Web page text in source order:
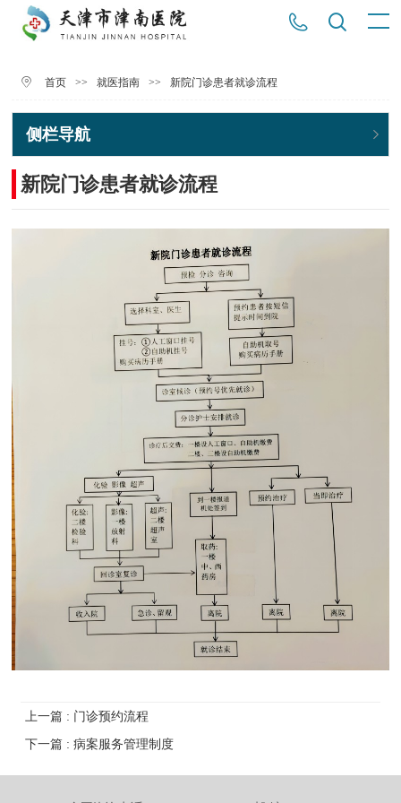
首页 >> 就医指南 >> 新院门诊患者就诊流程
侧栏导航
新院门诊患者就诊流程
上一篇 : 门诊预约流程
下一篇 : 病案服务管理制度